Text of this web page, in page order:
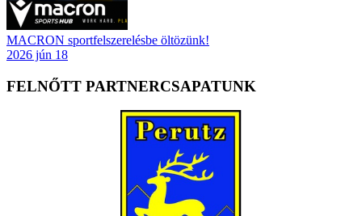
MACRON sportfelszerelésbe öltözünk!
2026 jún 18
FELNŐTT PARTNERCSAPATUNK